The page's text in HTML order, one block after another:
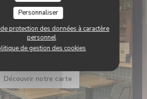
Personnaliser
protection des données à caractère
personnel
de gestion des cookies
Découvrir notre carte